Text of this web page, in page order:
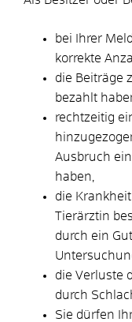
bei Ihrer
korrekte
die Beiträge
bezahlt
rechtzeitig
Ausbruch
haben,
die
Tierärztin
durch ein
die Verluste
durch
Sie dürfen